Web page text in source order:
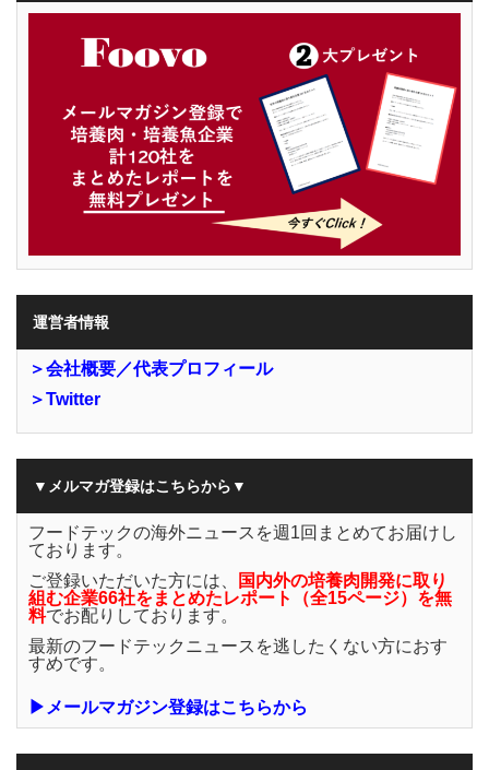
運営者情報
＞会社概要／代表プロフィール
＞Twitter
▼メルマガ登録はこちらから▼
フードテックの海外ニュースを週1回まとめてお届けし
ております。
ご登録いただいた方には、
国内外の培養肉開発に取り
組む企業66社をまとめたレポート（全15ページ）を無
料でお配りしております。
最新のフードテックニュースを逃したくない方におす
すめです。
▶メールマガジン登録はこちらから